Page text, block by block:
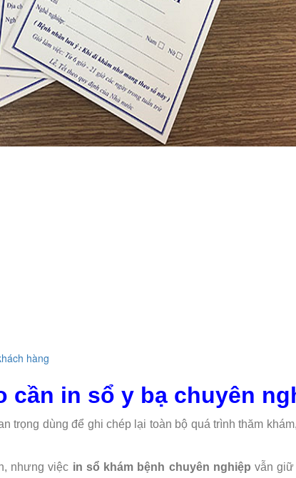
hàng
cần in sổ y bạ chuyên
trọng dùng để ghi chép lại toàn bộ quá trình thăm
nhưng việc in sổ khám bệnh chuyên nghiệp vẫn giữ